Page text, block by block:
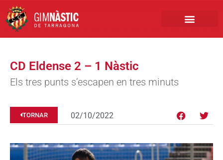
CD Eldense 2 – 1 Nàstic
Els tres punts s’escapen en tres minuts
TORNAR 02/10/2022